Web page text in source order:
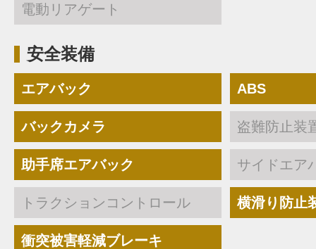
電動リアゲート
安全装備
エアバック ABS
バックカメラ 盗難防止装
助手席エアバック サイドエア
トラクションコントロール 横滑り防止
衝突被害軽減ブレーキ